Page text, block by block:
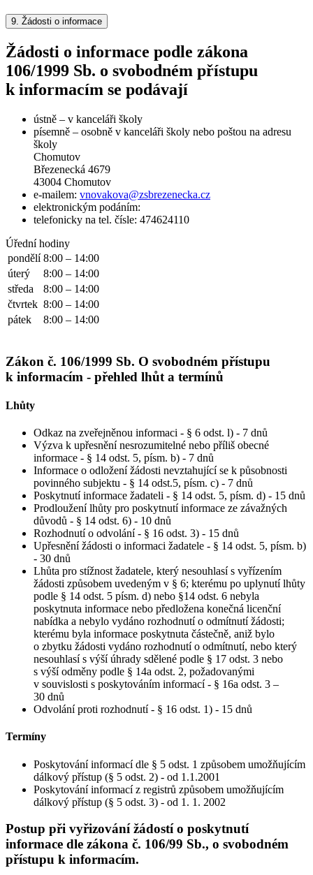
9. Žádosti o informace
Žádosti o informace podle zákona
106/1999 Sb. o svobodném přístupu
k informacím se podávají
ústně – v kanceláři školy
písemně – osobně v kanceláři školy nebo poštou na adresu
školy
Chomutov
Březenecká 4679
43004 Chomutov
e-mailem: vnovakova@zsbrezenecka.cz
elektronickým podáním:
telefonicky na tel. čísle: 474624110
Úřední hodiny
pondělí 8:00 – 14:00
úterý
8:00 – 14:00
středa
8:00 – 14:00
čtvrtek 8:00 – 14:00
pátek
8:00 – 14:00
Zákon č. 106/1999 Sb. O svobodném přístupu
k informacím - přehled lhůt a termínů
Lhůty
Odkaz na zveřejněnou informaci - § 6 odst. l) - 7 dnů
Výzva k upřesnění nesrozumitelné nebo příliš obecné
informace - § 14 odst. 5, písm. b) - 7 dnů
Informace o odložení žádosti nevztahující se k působnosti
povinného subjektu - § 14 odst.5, písm. c) - 7 dnů
Poskytnutí informace žadateli - § 14 odst. 5, písm. d) - 15 dnů
Prodloužení lhůty pro poskytnutí informace ze závažných
důvodů - § 14 odst. 6) - 10 dnů
Rozhodnutí o odvolání - § 16 odst. 3) - 15 dnů
Upřesnění žádosti o informaci žadatele - § 14 odst. 5, písm. b)
- 30 dnů
Lhůta pro stížnost žadatele, který nesouhlasí s vyřízením
žádosti způsobem uvedeným v § 6; kterému po uplynutí lhůty
podle § 14 odst. 5 písm. d) nebo §14 odst. 6 nebyla
poskytnuta informace nebo předložena konečná licenční
nabídka a nebylo vydáno rozhodnutí o odmítnutí žádosti;
kterému byla informace poskytnuta částečně, aniž bylo
o zbytku žádosti vydáno rozhodnutí o odmítnutí, nebo který
nesouhlasí s výší úhrady sdělené podle § 17 odst. 3 nebo
s výší odměny podle § 14a odst. 2, požadovanými
v souvislosti s poskytováním informací - § 16a odst. 3 –
30 dnů
Odvolání proti rozhodnutí - § 16 odst. 1) - 15 dnů
Termíny
Poskytování informací dle § 5 odst. 1 způsobem umožňujícím
dálkový přístup (§ 5 odst. 2) - od 1.1.2001
Poskytování informací z registrů způsobem umožňujícím
dálkový přístup (§ 5 odst. 3) - od 1. 1. 2002
Postup při vyřizování žádostí o poskytnutí
informace dle zákona č. 106/99 Sb., o svobodném
přístupu k informacím.